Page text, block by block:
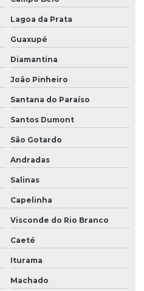
Lagoa da Prata
Guaxupé
Diamantina
João Pinheiro
Santana do Paraíso
Santos Dumont
São Gotardo
Andradas
Salinas
Capelinha
Visconde do Rio Branco
Caeté
Iturama
Machado